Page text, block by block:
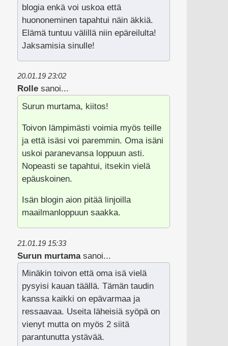
blogia enkä voi uskoa että
huononeminen tapahtui näin äkkiä.
Elämä tuntuu välillä niin epäreilulta!
Jaksamisia sinulle!
20.01.19 23:02
Rollesanoi...
Surun murtama, kiitos!
Toivon lämpimästi voimia myös teille
ja että isäsi voi paremmin. Oma isäni
uskoi paranevansa loppuun asti.
Nopeasti se tapahtui, itsekin vielä
epäuskoinen.
Isän blogin aion pitää linjoilla
maailmanloppuun saakka.
21.01.19 15:33
Surun murtamasanoi...
Minäkin toivon että oma isä vielä
pysyisi kauan täällä. Tämän taudin
kanssa kaikki on epävarmaa ja
ressaavaa. Useita läheisiä syöpä on
vienyt mutta on myös 2 siitä
parantunutta ystävää.